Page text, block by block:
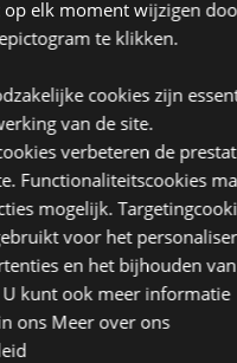
en glas
informatie over kopen bij
klanten informatie gids.
18cm Breedte 14-15cm
12
elk moment wijzigen
te klikken.
cookies zijn
van de site.
verbeteren de
Functionaliteitscookies
mogelijk.
voor het
en het bijhouden van
U kunt ook meer informatie
onsMeer over ons